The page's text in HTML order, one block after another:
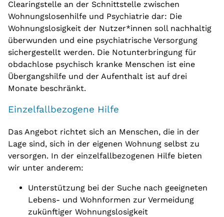
Clearingstelle an der Schnittstelle zwischen
Wohnungslosenhilfe und Psychiatrie dar: Die
Wohnungslosigkeit der Nutzer*innen soll nachhaltig
überwunden und eine psychiatrische Versorgung
sichergestellt werden. Die Notunterbringung für
obdachlose psychisch kranke Menschen ist eine
Übergangshilfe und der Aufenthalt ist auf drei
Monate beschränkt.
Einzelfallbezogene Hilfe
Das Angebot richtet sich an Menschen, die in der
Lage sind, sich in der eigenen Wohnung selbst zu
versorgen. In der einzelfallbezogenen Hilfe bieten
wir unter anderem:
Unterstützung bei der Suche nach geeigneten
Lebens- und Wohnformen zur Vermeidung
zukünftiger Wohnungslosigkeit